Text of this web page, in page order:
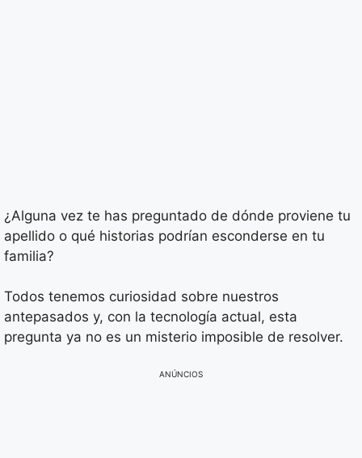
¿Alguna vez te has preguntado de dónde proviene tu
apellido o qué historias podrían esconderse en tu
familia?
Todos tenemos curiosidad sobre nuestros
antepasados y, con la tecnología actual, esta
pregunta ya no es un misterio imposible de resolver.
ANÚNCIOS